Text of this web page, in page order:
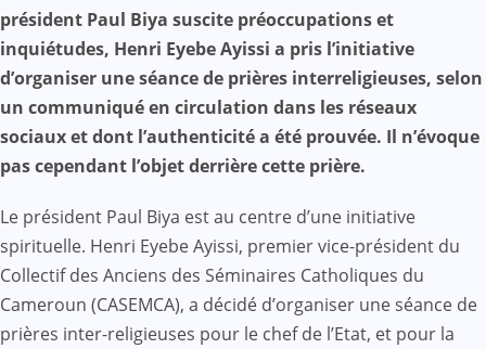
Mail
président Paul Biya suscite préoccupations et
inquiétudes, Henri Eyebe Ayissi a pris l’initiative
d’organiser une séance de prières interreligieuses, selon
un communiqué en circulation dans les réseaux
sociaux et dont l’authenticité a été prouvée. Il n’évoque
pas cependant l’objet derrière cette prière.
Le président Paul Biya est au centre d’une initiative
spirituelle. Henri Eyebe Ayissi, premier vice-président du
Collectif des Anciens des Séminaires Catholiques du
Cameroun (CASEMCA), a décidé d’organiser une séance de
prières inter-religieuses pour le chef de l’Etat, et pour la